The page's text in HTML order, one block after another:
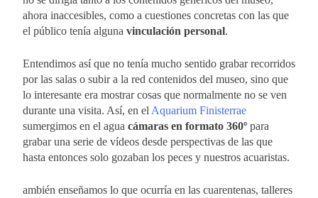
ahora inaccesibles, como a cuestiones concretas con las que
el público tenía alguna vinculación personal.
Entendimos así que no tenía mucho sentido grabar recorridos
por las salas o subir a la red contenidos del museo, sino que
lo interesante era mostrar cosas que normalmente no se ven
durante una visita. Así, en el Aquarium Finisterrae
sumergimos en el agua cámaras en formato 360º para
grabar una serie de vídeos desde perspectivas de las que
hasta entonces solo gozaban los peces y nuestros acuaristas.
ambién enseñamos lo que ocurría en las cuarentenas, talleres